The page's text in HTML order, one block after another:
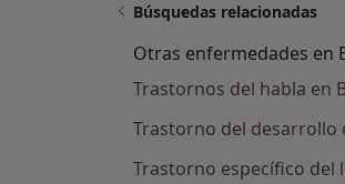
Búsquedas relacionadas
Otras enfermedades en
Trastornos del habla en
Trastorno del desarrollo
Trastorno específico del